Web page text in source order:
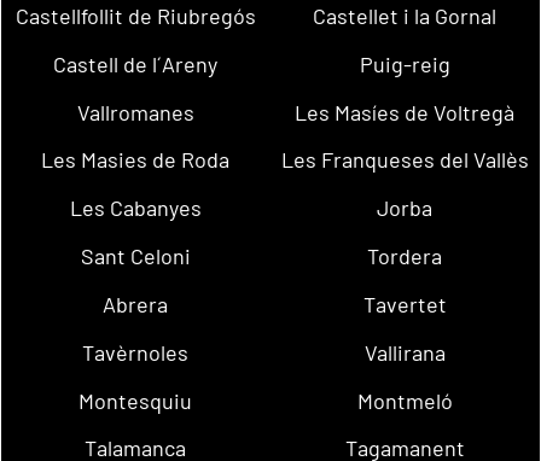
Castellfollit de Riubregós
Castellet i la Gornal
Castell de l´Areny
Puig-reig
Vallromanes
Les Masíes de Voltregà
Les Masies de Roda
Les Franqueses del Vallès
Les Cabanyes
Jorba
Sant Celoni
Tordera
Abrera
Tavertet
Tavèrnoles
Vallirana
Montesquiu
Montmeló
Talamanca
Tagamanent